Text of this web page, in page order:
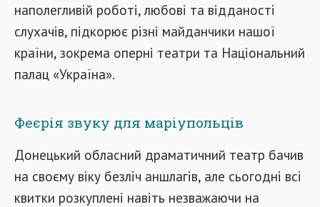
наполегливій роботі, любові та відданості
слухачів, підкорює різні майданчики нашої
країни, зокрема оперні театри та Національний
палац «Україна».
Феєрія звуку для маріупольців
Донецький обласний драматичний театр бачив
на своєму віку безліч аншлагів, але сьогодні всі
квитки розкуплені навіть незважаючи на